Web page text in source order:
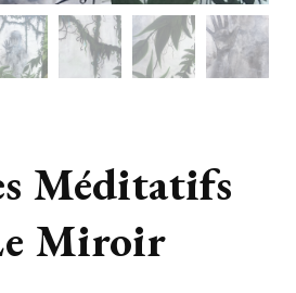
Méditatifs
Miroir